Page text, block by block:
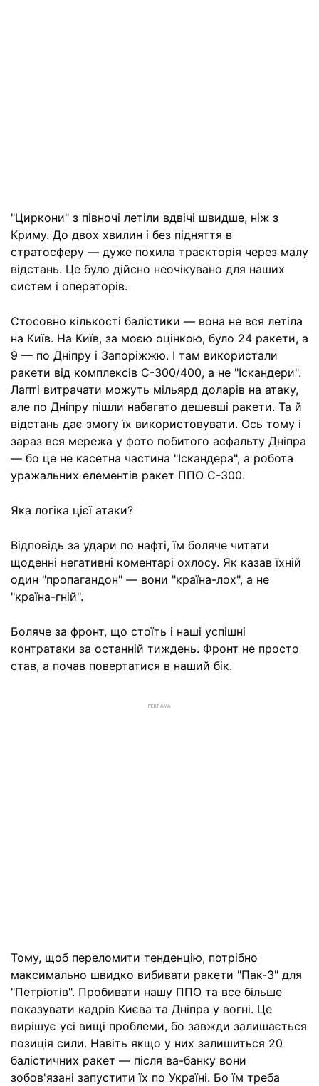
"Циркони" з півночі летіли вдвічі швидше, ніж з
Криму. До двох хвилин і без підняття в
стратосферу — дуже похила траєкторія через малу
відстань. Це було дійсно неочікувано для наших
систем і операторів.
Стосовно кількості балістики — вона не вся летіла
на Київ. На Київ, за моєю оцінкою, було 24 ракети, а
9 — по Дніпру і Запоріжжю. І там використали
ракети від комплексів С-300/400, а не "Іскандери".
Лапті витрачати можуть мільярд доларів на атаку,
але по Дніпру пішли набагато дешевші ракети. Та й
відстань дає змогу їх використовувати. Ось тому і
зараз вся мережа у фото побитого асфальту Дніпра
— бо це не касетна частина "Іскандера", а робота
уражальних елементів ракет ППО С-300.
Яка логіка цієї атаки?
Відповідь за удари по нафті, їм боляче читати
щоденні негативні коментарі охлосу. Як казав їхній
один "пропагандон" — вони "країна-лох", а не
"країна-гній".
Боляче за фронт, що стоїть і наші успішні
контратаки за останній тиждень. Фронт не просто
став, а почав повертатися в наший бік.
РЕКЛАМА
Тому, щоб переломити тенденцію, потрібно
максимально швидко вибивати ракети "Пак-3" для
"Петріотів". Пробивати нашу ППО та все більше
показувати кадрів Києва та Дніпра у вогні. Це
вирішує усі вищі проблеми, бо завжди залишається
позиція сили. Навіть якщо у них залишиться 20
балістичних ракет — після ва-банку вони
зобов'язані запустити їх по Україні. Бо їм треба